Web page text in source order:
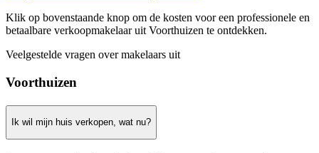
Klik op bovenstaande knop om de kosten voor een professionele en
betaalbare verkoopmakelaar uit Voorthuizen te ontdekken.
Veelgestelde vragen over makelaars uit
Voorthuizen
Ik wil mijn huis verkopen, wat nu?